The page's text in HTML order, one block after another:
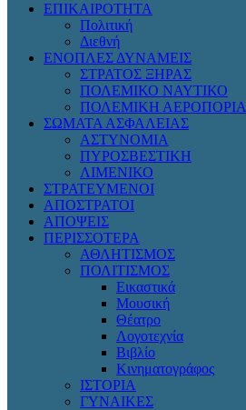
ΕΠΙΚΑΙΡΟΤΗΤΑ
Πολιτική
Διεθνή
ΕΝΟΠΛΕΣ ΔΥΝΑΜΕΙΣ
ΣΤΡΑΤΟΣ ΞΗΡΑΣ
ΠΟΛΕΜΙΚΟ ΝΑΥΤΙΚΟ
ΠΟΛΕΜΙΚΗ ΑΕΡΟΠΟΡΙΑ
ΣΩΜΑΤΑ ΑΣΦΑΛΕΙΑΣ
ΑΣΤΥΝΟΜΙΑ
ΠΥΡΟΣΒΕΣΤΙΚΗ
ΛΙΜΕΝΙΚΟ
ΣΤΡΑΤΕΥΜΕΝΟΙ
ΑΠΟΣΤΡΑΤΟΙ
ΑΠΟΨΕΙΣ
ΠΕΡΙΣΣΟΤΕΡΑ
ΑΘΛΗΤΙΣΜΟΣ
ΠΟΛΙΤΙΣΜΟΣ
Εικαστικά
Μουσική
Θέατρο
Λογοτεχνία
Βιβλίο
Κινηματογράφος
ΙΣΤΟΡΙΑ
ΓΥΝΑΙΚΕΣ